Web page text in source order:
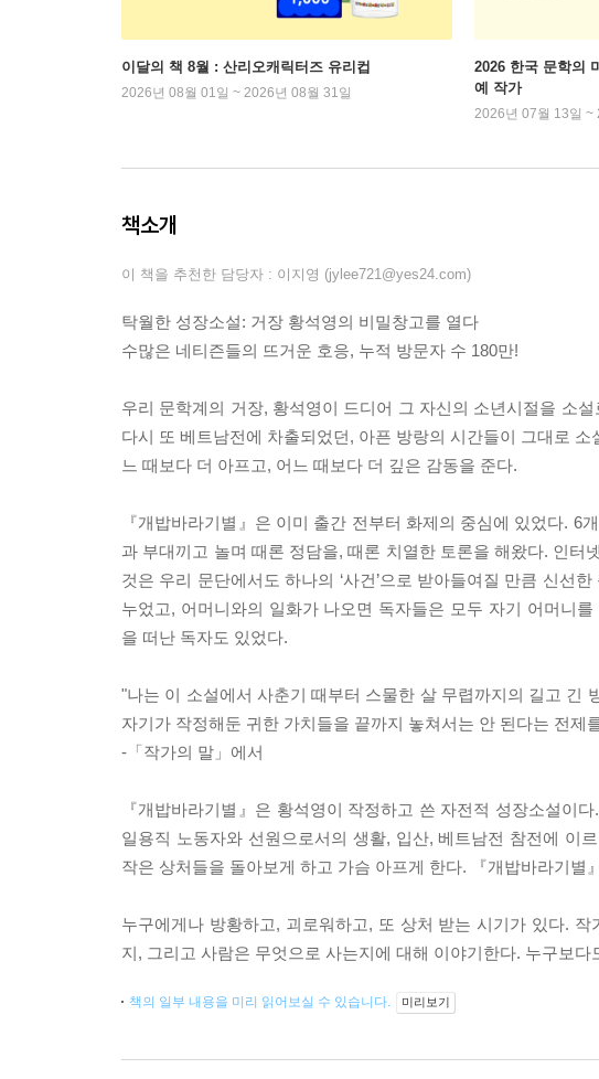
이달의 책 8월 : 산리오캐릭터즈 유리컵
2026년 08월 01일 ~ 2026년 08월 31일
2026 한국 문학의
예 작가
2026년 07월 13일 ~
책소개
이 책을 추천한 담당자 : 이지영 (jylee721@yes24.com)
탁월한 성장소설: 거장 황석영의 비밀창고를 열다
수많은 네티즌들의 뜨거운 호응, 누적 방문자 수 180만!
우리 문학계의 거장, 황석영이 드디어 그 자신의 소년시절을 소
다시 또 베트남전에 차출되었던, 아픈 방랑의 시간들이 그대로
느 때보다 더 아프고, 어느 때보다 더 깊은 감동을 준다.
『개밥바라기별』은 이미 출간 전부터 화제의 중심에 있었다.
과 부대끼고 놀며 때론 정담을, 때론 치열한 토론을 해왔다. 인
것은 우리 문단에서도 하나의 ‘사건’으로 받아들여질 만큼 신선
누었고, 어머니와의 일화가 나오면 독자들은 모두 자기 어머니
을 떠난 독자도 있었다.
"나는 이 소설에서 사춘기 때부터 스물한 살 무렵까지의 길고 긴
자기가 작정해둔 귀한 가치들을 끝까지 놓쳐서는 안 된다는 전
-「작가의 말」에서
『개밥바라기별』은 황석영이 작정하고 쓴 자전적 성장소설이
일용직 노동자와 선원으로서의 생활, 입산, 베트남전 참전에 이
작은 상처들을 돌아보게 하고 가슴 아프게 한다. 『개밥바라기별
누구에게나 방황하고, 괴로워하고, 또 상처 받는 시기가 있다.
지, 그리고 사람은 무엇으로 사는지에 대해 이야기한다. 누구보
책의 일부 내용을 미리 읽어보실 수 있습니다. 미리보기